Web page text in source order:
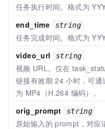
任务执行时间。格式为
end_time
string
任务完成时间。格式为
video_url
string
视频 URL。仅在
链接有效期 24 小时，可通
为 MP4（H.264 编码）。
orig_prompt
string
原始输入的 prompt，对应